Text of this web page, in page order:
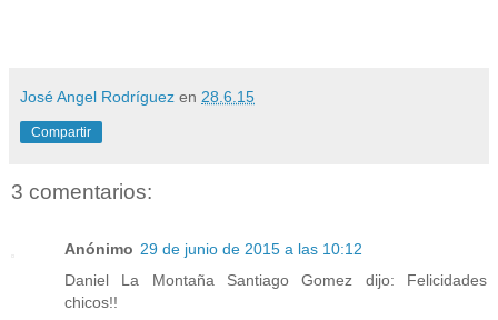
José Angel Rodríguez en 28.6.15
Compartir
3 comentarios:
Anónimo 29 de junio de 2015 a las 10:12
Daniel La Montaña Santiago Gomez dijo: Felicidades
chicos!!